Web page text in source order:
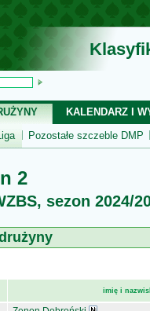
KALENDARZ I
Pozostałe szczeble DMP
2
sezon 2024/
imię i